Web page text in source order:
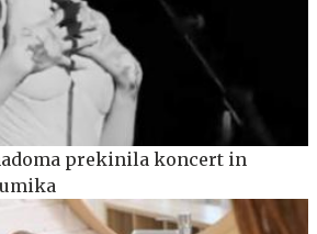
prekinila koncert in